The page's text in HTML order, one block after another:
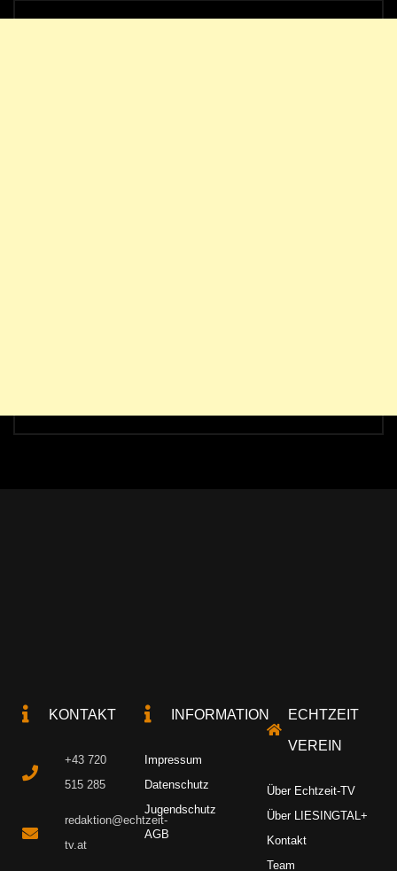
KONTAKT
+43 720
515 285
redaktion@echtzeit-
tv.at
INFORMATION
Impressum
Datenschutz
Jugendschutz
AGB
ECHTZEIT
VEREIN
Über Echtzeit-TV
Über LIESINGTAL+
Kontakt
Team